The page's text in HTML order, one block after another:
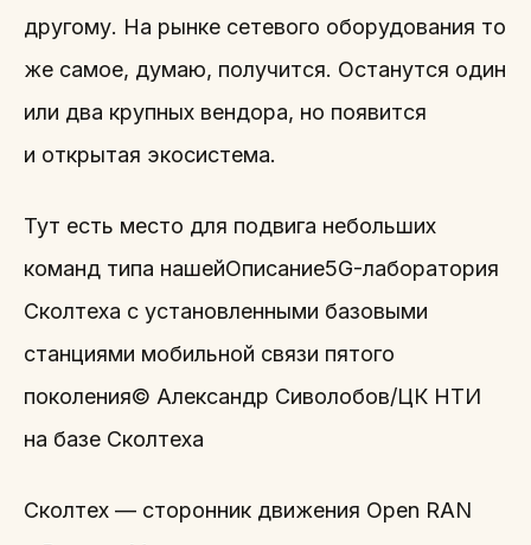
другому. На рынке сетевого оборудования то
же самое, думаю, получится. Останутся один
или два крупных вендора, но появится
и открытая экосистема.
Тут есть место для подвига небольших
команд типа нашейОписание5G-лаборатория
Сколтеха с установленными базовыми
станциями мобильной связи пятого
поколения© Александр Сиволобов/ЦК НТИ
на базе Сколтеха
Сколтех — сторонник движения Open RAN